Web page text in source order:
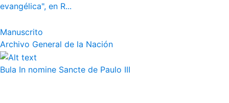
evangélica", en R...
Manuscrito
Archivo General de la Nación
Bula In nomine Sancte de Paulo III